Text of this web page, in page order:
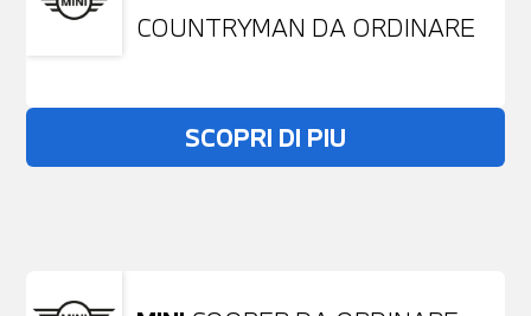
COUNTRYMAN DA ORDINARE
SCOPRI DI PIU
Non stai trovando ciò che cerchi?